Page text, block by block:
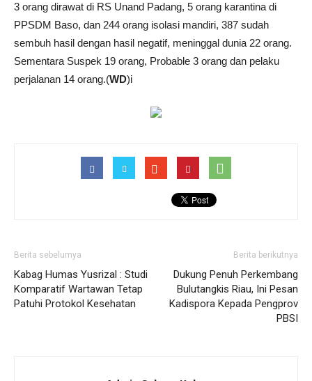
3 orang dirawat di RS Unand Padang, 5 orang karantina di
PPSDM Baso, dan 244 orang isolasi mandiri, 387 sudah
sembuh hasil dengan hasil negatif, meninggal dunia 22 orang.
Sementara Suspek 19 orang, Probable 3 orang dan pelaku
perjalanan 14 orang.(WD)i
Berita sebelumya
Kabag Humas Yusrizal : Studi
Komparatif Wartawan Tetap
Patuhi Protokol Kesehatan
Berita berikutnya
Dukung Penuh Perkembang
Bulutangkis Riau, Ini Pesan
Kadispora Kepada Pengprov
PBSI